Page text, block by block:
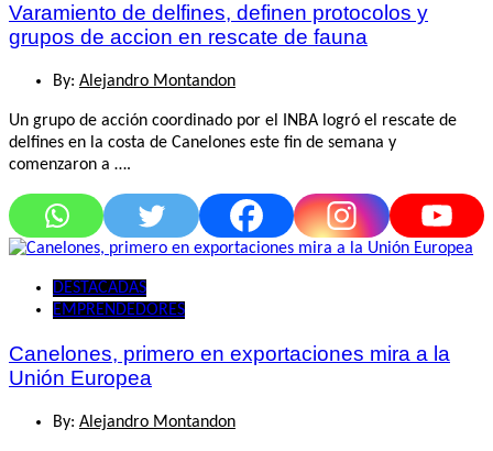
Varamiento de delfines, definen protocolos y
grupos de accion en rescate de fauna
By: Alejandro Montandon
Un grupo de acción coordinado por el INBA logró el rescate de
delfines en la costa de Canelones este fin de semana y
comenzaron a ….
DESTACADAS
EMPRENDEDORES
Canelones, primero en exportaciones mira a la
Unión Europea
By: Alejandro Montandon